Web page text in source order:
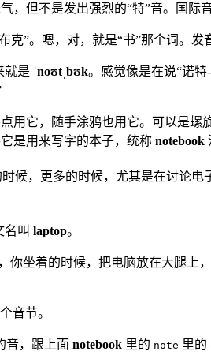
，但不是发出强烈的“特”音。国际
克”。嗯，对，就是“书”那个词。发
就是 ˈnoʊtˌbʊk。感觉像是在说“诺特
用它，随手涂鸦也用它。可以是螺
是用来写字的本子，统称 notebook
候，更多的时候，尤其是在讨论
名叫 laptop。
你坐着的时候，把电脑放在大腿上
音节。
音，跟上面 notebook 里的 note 里的